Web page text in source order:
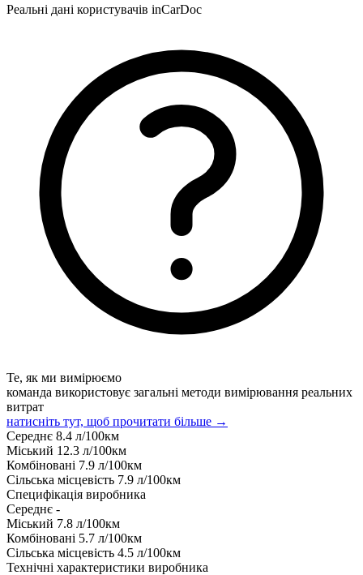
Реальні дані користувачів inCarDoc
Те, як ми вимірюємо
команда використовує загальні методи вимірювання реальних
витрат
натисніть тут, щоб прочитати більше →
Середнє 8.4 л/100км
Міський 12.3 л/100км
Комбіновані 7.9 л/100км
Сільська місцевість 7.9 л/100км
Специфікація виробника
Середнє -
Міський 7.8 л/100км
Комбіновані 5.7 л/100км
Сільська місцевість 4.5 л/100км
Технічні характеристики виробника